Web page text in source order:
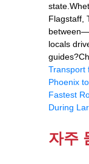
Flagstaff,
locals
Transport
Phoenix
Fastest
During
자주